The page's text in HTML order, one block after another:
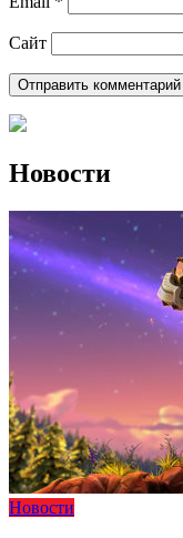
Сайт
Новости
Новости